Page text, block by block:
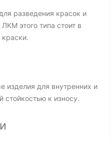
разведения красок и
этого типа стоит в
краски.
изделия для внутренних и
к износу.